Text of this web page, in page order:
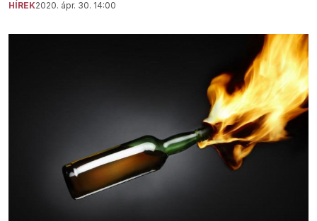
HÍREK2020. ápr. 30. 14:00